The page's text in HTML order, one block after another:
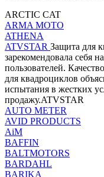
ARCTIC CAT
ARMA MOTO
ATHENA
ATVSTAR Защита для
зарекомендовала себя
пользователей.
для квадроциклов
испытания в жестких
продажу.ATVSTAR
AUTO METER
AVID PRODUCTS
AiM
BAFFIN
BALTMOTORS
BARDAHL
BARIKA